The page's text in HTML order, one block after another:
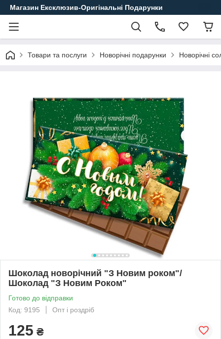
Магазин Ексклюзив-Оригінальні Подарунки
Товари та послуги Новорічні подарунки Новорічні
Шоколад новорічний "З Новим роком"/
Шоколад "З Новим Роком"
Готово до відправки
Код: 9195
Опт і роздріб
125 ₴